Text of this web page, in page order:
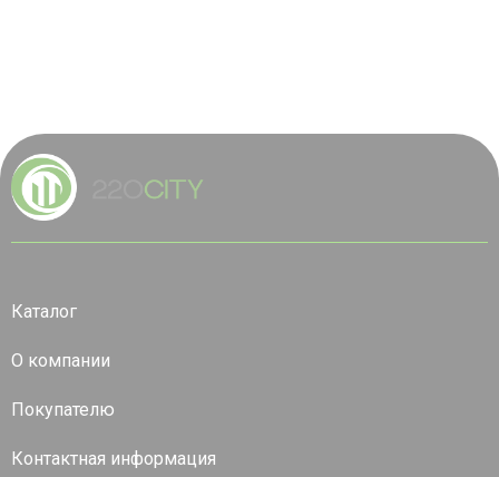
Каталог
О компании
Покупателю
Контактная информация